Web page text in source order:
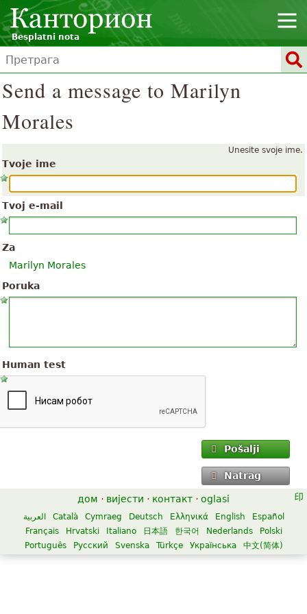
Besplatni nota
Send a message to Marilyn
Morales
Unesite svoje ime.
Tvoje ime
Tvoj e-mail
Za
Marilyn Morales
Poruka
Human test
Pošalji
Natrag
дом · вијести · контакт · oglasi
العربية Català Cymraeg Deutsch Ελληνικά English
Español
Français
Hrvatski Italiano 日本語 한국어 Nederlands
Polski
Português
Русский Svenska Türkçe Українська 中文(简体)